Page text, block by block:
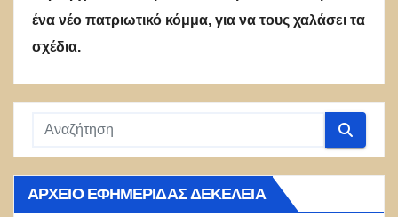
ένα νέο πατριωτικό κόμμα, για να τους χαλάσει τα
σχέδια.
ΑΡΧΕΊΟ ΕΦΗΜΕΡΊΔΑΣ ΔΕΚΈΛΕΙΑ